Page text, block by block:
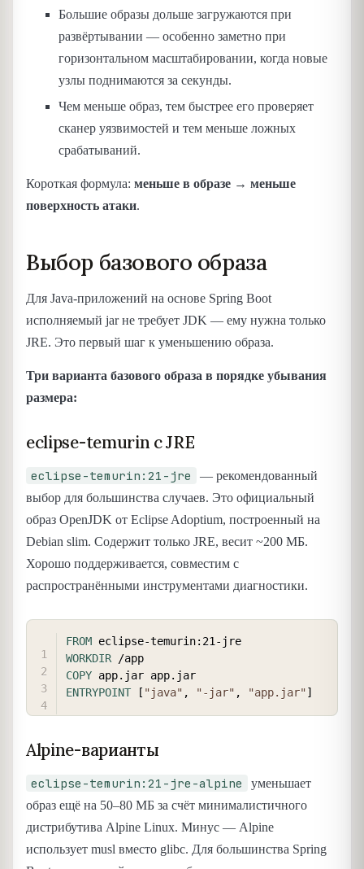
Большие образы дольше загружаются при
развёртывании — особенно заметно при
горизонтальном масштабировании, когда новые
узлы поднимаются за секунды.
Чем меньше образ, тем быстрее его проверяет
сканер уязвимостей и тем меньше ложных
срабатываний.
Короткая формула: меньше в образе → меньше
поверхность атаки.
Выбор базового образа
Для Java-приложений на основе Spring Boot
исполняемый jar не требует JDK — ему нужна только
JRE. Это первый шаг к уменьшению образа.
Три варианта базового образа в порядке убывания
размера:
eclipse-temurin с JRE
eclipse-temurin:21-jre
— рекомендованный
выбор для большинства случаев. Это официальный
образ OpenJDK от Eclipse Adoptium, построенный на
Debian slim. Содержит только JRE, весит ~200 МБ.
Хорошо поддерживается, совместим с
распространёнными инструментами диагностики.
FROM eclipse-temurin:21-jre
WORKDIR /app
COPY app.jar app.jar
ENTRYPOINT [ "java" , "-jar" , "app.jar"]
Alpine-варианты
eclipse-temurin:21-jre-alpine
уменьшает
образ ещё на 50–80 МБ за счёт минималистичного
дистрибутива Alpine Linux. Минус — Alpine
использует musl вместо glibc. Для большинства Spring